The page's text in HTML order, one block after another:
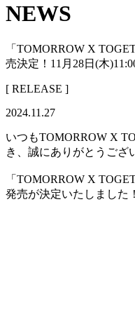
NEWS
「TOMORROW X
売決定！11月28日(木
[ RELEASE ]
2024.11.27
いつもTOMORROW X
き、誠にありがとうござ
「TOMORROW X
発売が決定いたしました！